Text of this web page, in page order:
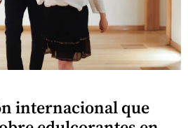
internacional que